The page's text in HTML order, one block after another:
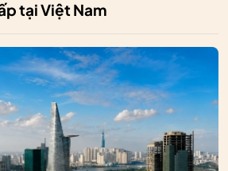
tại Việt Nam